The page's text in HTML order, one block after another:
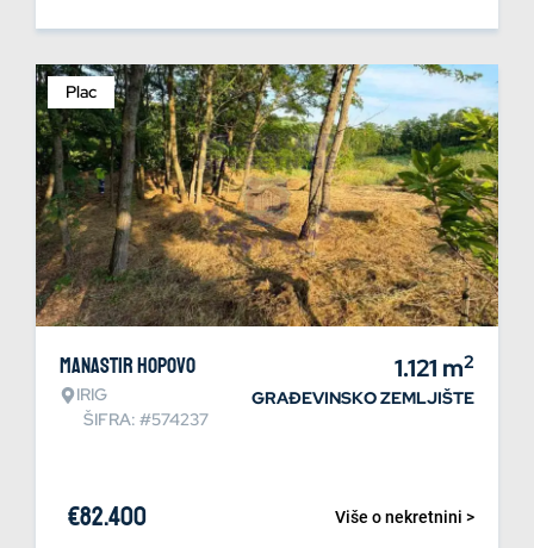
Plac
Manastir Hopovo
IRIG
ŠIFRA: #574237
1.121 m2
GRAĐEVINSKO ZEMLJIŠTE
Više o nekretnini >
€82.400